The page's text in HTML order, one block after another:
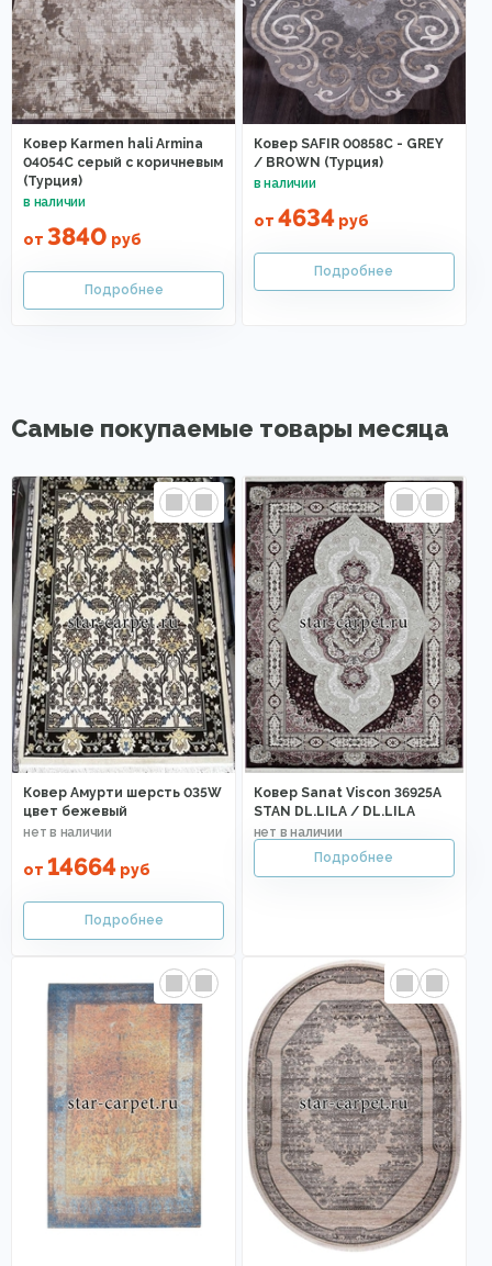
Ковер Karmen hali Armina
04054C серый с коричневым
(Турция)
от 3840 руб
Ковер SAFIR 00858C - GREY
/ BROWN (Турция)
от 4634руб
Самые покупаемые товары месяца
Ковер Амурти шерсть 035W
цвет бежевый
от 14664 руб
Ковер Sanat Viscon 36925A
STAN DL.LILA / DL.LILA